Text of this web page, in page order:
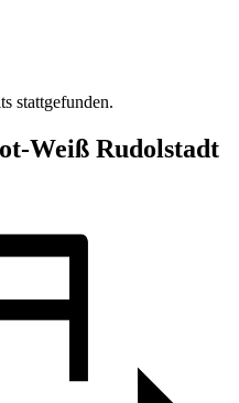
stattgefunden.
Weiß Rudolstadt